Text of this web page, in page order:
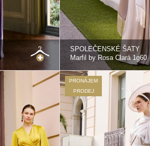
SPOLEČENSKÉ ŠATY
Marfil by Rosa Clará 1g60
PRONÁJEM
PRODEJ